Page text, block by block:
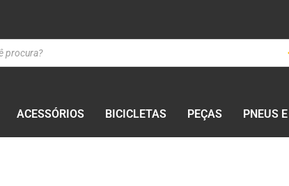
ACESSÓRIOS BICICLETAS PEÇAS PNEUS